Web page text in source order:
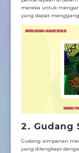
mereka untuk
yang dapat
2. Gudang
Gudang simpanan
yang dilengkapi